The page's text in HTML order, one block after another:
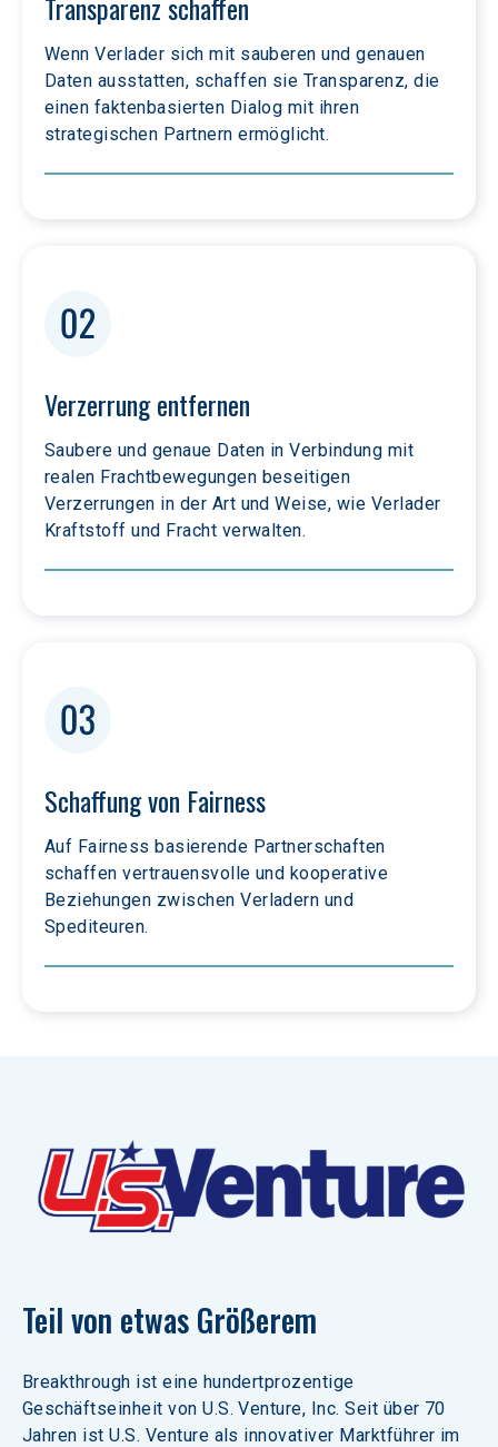
Transparenz schaffen
Wenn Verlader sich mit sauberen und genauen
Daten ausstatten, schaffen sie Transparenz, die
einen faktenbasierten Dialog mit ihren
strategischen Partnern ermöglicht.
Verzerrung entfernen
Saubere und genaue Daten in Verbindung mit
realen Frachtbewegungen beseitigen
Verzerrungen in der Art und Weise, wie Verlader
Kraftstoff und Fracht verwalten.
Schaffung von Fairness
Auf Fairness basierende Partnerschaften
schaffen vertrauensvolle und kooperative
Beziehungen zwischen Verladern und
Spediteuren.
Teil von etwas Größerem
Breakthrough ist eine hundertprozentige
Geschäftseinheit von U.S. Venture, Inc. Seit über 70
Jahren ist U.S. Venture als innovativer Marktführer im